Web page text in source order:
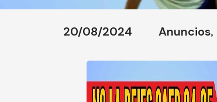
20/08/2024 Anuncios,